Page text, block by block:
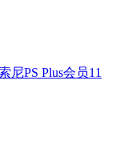
尼PS Plus会员11